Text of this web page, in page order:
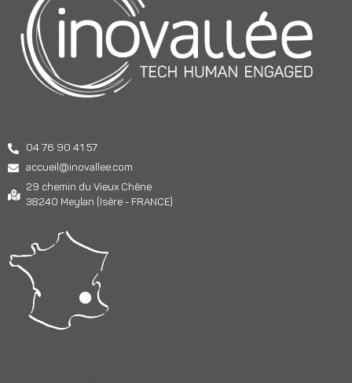
04 76 90 41 57
accueil@inovallee.com
29 chemin du Vieux Chêne
38240 Meylan (Isère - FRANCE)